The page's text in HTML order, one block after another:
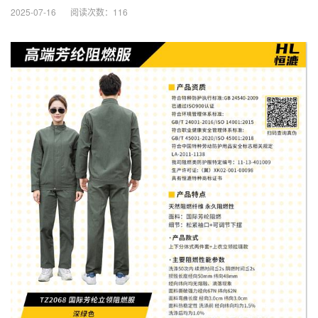
2025-07-16 阅读次数： 116